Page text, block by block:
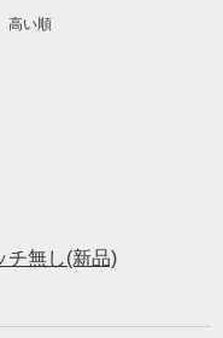
高い順
チ無し(新品)